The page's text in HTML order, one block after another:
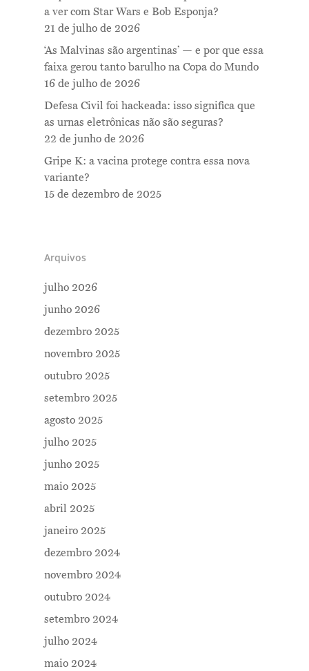
a ver com Star Wars e Bob Esponja?
21 de julho de 2026
‘As Malvinas são argentinas’ — e por que essa
faixa gerou tanto barulho na Copa do Mundo
16 de julho de 2026
Defesa Civil foi hackeada: isso significa que
as urnas eletrônicas não são seguras?
22 de junho de 2026
Gripe K: a vacina protege contra essa nova
variante?
15 de dezembro de 2025
Arquivos
julho 2026
junho 2026
dezembro 2025
novembro 2025
outubro 2025
setembro 2025
agosto 2025
julho 2025
junho 2025
maio 2025
abril 2025
janeiro 2025
dezembro 2024
novembro 2024
outubro 2024
setembro 2024
julho 2024
maio 2024